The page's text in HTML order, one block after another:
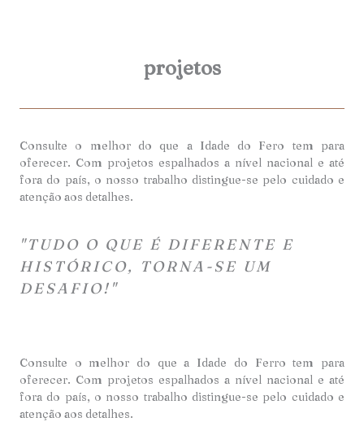
Consulte o melhor do que a Idade do Ferro tem para
oferecer. Com projetos espalhados a nível nacional e até
fora do país, o nosso trabalho distingue-se pelo cuidado e
atenção aos detalhes.
projetos
Consulte o melhor do que a Idade do Fero tem para
oferecer. Com projetos espalhados a nível nacional e até
fora do país, o nosso trabalho distingue-se pelo cuidado e
atenção aos detalhes.
"TUDO O QUE É DIFERENTE E
HISTÓRICO, TORNA-SE UM
DESAFIO!"